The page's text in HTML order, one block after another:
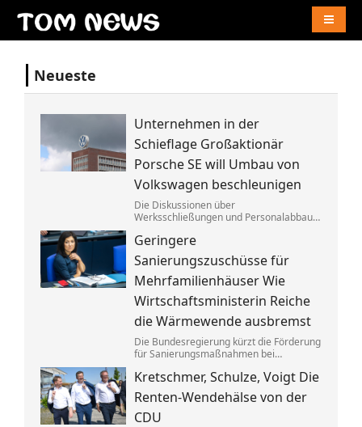
Neueste
Unternehmen in der
Schieflage Großaktionär
Porsche SE will Umbau von
Volkswagen beschleunigen
Die Diskussionen über
Werksschließungen und Personalabbau
Clan zu lange. Die Familie fordert die
Aufgabe von »Denkverboten«.
Geringere
Sanierungszuschüsse für
Mehrfamilienhäuser Wie
Wirtschaftsministerin Reiche
die Wärmewende ausbremst
Die Bundesregierung kürzt die Förderung
für Sanierungsmaßnahmen bei
nicht zuletzt Mieter. Und die Klimaziele
dürften so kaum noch zu erreichen sein.
Kretschmer, Schulze, Voigt Die
Renten-Wendehälse von der
CDU